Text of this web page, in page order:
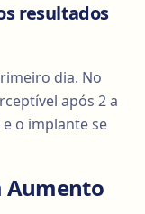
resultados
dia. No
após 2 a
o implante se
Aumento